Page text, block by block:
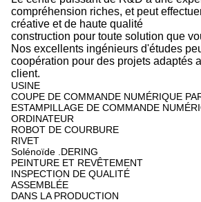
compréhension riches, et peut
créative et de haute qualité
construction pour toute solution que
Nos excellents ingénieurs d'études
coopération pour des projets adaptés
client.
USINE
COUPE DE COMMANDE NUMÉRIQUE
ESTAMPILLAGE DE COMMANDE
ORDINATEUR
ROBOT DE COURBURE
RIVET
Solénoïde .DERING
PEINTURE ET REVÊTEMENT
INSPECTION DE QUALITÉ
ASSEMBLÉE
DANS LA PRODUCTION